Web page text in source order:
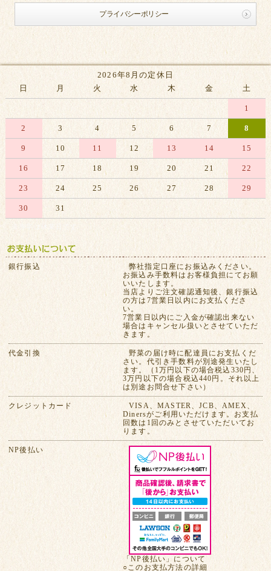
プライバシーポリシー
2026年8月の定休日
日
月 火 水 木 金 土
1
2 3 4 5 6 7 8
9 10 11 12 13 14 15
16 17 18 19 20 21 22
23 24 25 26 27 28 29
30 31
※赤字は休業日です
銀行振込
弊社指定口座にお振込みください。
お振込み手数料はお客様負担にてお願
いいたします。
当店よりご注文確認通知後、銀行振込
の方は7営業日以内にお支払くださ
い。
7営業日以内にご入金が確認出来ない
場合はキャンセル扱いとさせていただ
きます。
代金引換
野菜の届け時に配達員にお支払くだ
さい。代引き手数料が別途発生いたし
ます。（1万円以下の場合税込330円、
3万円以下の場合税込440円。それ以上
は別途お問合せ下さい）
クレジットカード
VISA、MASTER、JCB、AMEX、
Dinersがご利用いただけます。お支払
回数は1回のみとさせていただいてお
ります。
NP後払い
「NP後払い」について
○このお支払方法の詳細